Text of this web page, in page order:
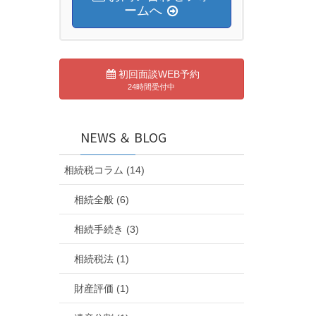
ームへ
初回面談WEB予約
24時間受付中
NEWS ＆ BLOG
相続税コラム (14)
相続全般 (6)
相続手続き (3)
相続税法 (1)
財産評価 (1)